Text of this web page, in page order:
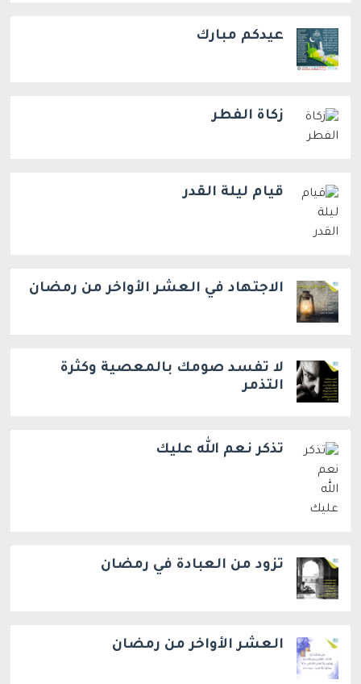
عيدكم مبارك
زكاة الفطر
قيام ليلة القدر
الاجتهاد في العشر الأواخر من رمضان
لا تفسد صومك بالمعصية وكثرة
التذمر
تذكر نعم الله عليك
تزود من العبادة في رمضان
العشر الأواخر من رمضان